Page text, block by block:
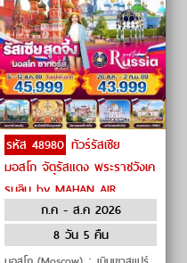
รหัส 48980 ทัวร์รัสเซีย
มอสโก จัตุรัสแดง พระราชวังเค
รมลิน by MAHAN AIR
ก.ค - ส.ค 2026
8 วัน 5 คืน